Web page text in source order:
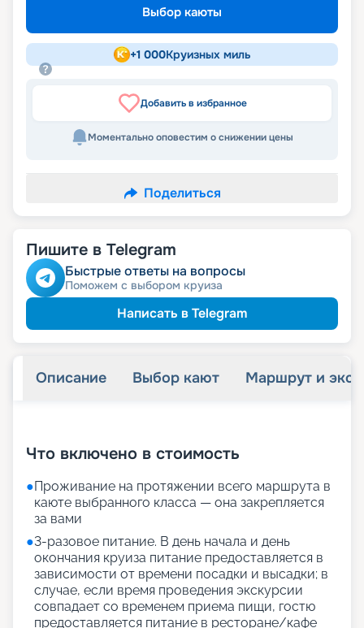
Выбор каюты
+1 000Круизных миль
Добавить в избранное
Моментально оповестим о снижении цены
Поделиться
Пишите в Telegram
Быстрые ответы на вопросы
Поможем с выбором круиза
Написать в Telegram
Описание Выбор кают Маршрут и
Что включено в стоимость
●Проживание на протяжении всего маршрута в
каюте выбранного класса — она закрепляется
за вами
●3-разовое питание. В день начала и день
окончания круиза питание предоставляется в
зависимости от времени посадки и высадки; в
случае, если время проведения экскурсии
совпадает со временем приема пищи, гостю
предоставляется питание в ресторане/кафе